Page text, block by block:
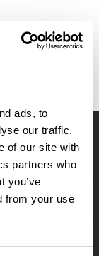
ads, to
our traffic.
of our site with
partners who
you’ve
from your use